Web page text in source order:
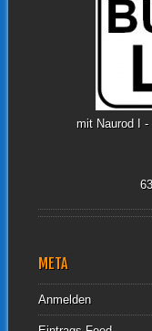
mit Naurod I -
META
Anmelden